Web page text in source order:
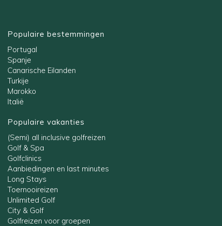
Populaire bestemmingen
Portugal
Spanje
Canarische Eilanden
Turkije
Marokko
Italië
Populaire vakanties
(Semi) all inclusive golfreizen
Golf & Spa
Golfclinics
Aanbiedingen en last minutes
Long Stays
Toernooireizen
Unlimited Golf
City & Golf
Golfreizen voor groepen